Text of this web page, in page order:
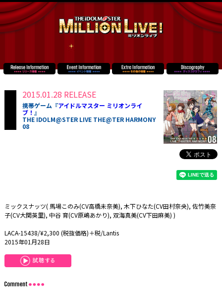
2015.01.28 RELEASE
携帯ゲーム『アイドルマスター ミリオンライ
ブ！ 』
THE IDOLM@STER LIVE THE@TER HARMONY
08
ミックスナッツ( 馬場このみ(CV高橋未奈美), 木下ひなた(CV田村奈央), 佐竹美奈
子(CV大関英里), 中谷 育(CV原嶋あかり), 双海真美(CV下田麻美) )
LACA-15438/¥2,300 (税抜価格)＋税/Lantis
2015年01月28日